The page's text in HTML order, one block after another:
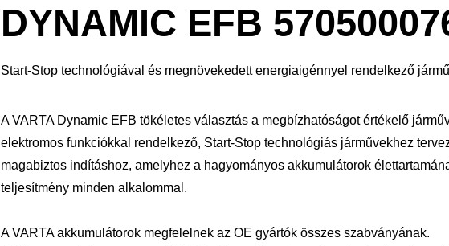
DYNAMIC EFB
Start-Stop technológiával és megnövekedett energiaigénnyel rendelkező
A VARTA Dynamic EFB tökéletes választás a megbízhatóságot értékelő
elektromos funkciókkal rendelkező, Start-Stop technológiás járművekhez
magabiztos indításhoz, amelyhez a hagyományos akkumulátorok
teljesítmény minden alkalommal.
A VARTA akkumulátorok megfelelnek az OE gyártók összes szabványának.